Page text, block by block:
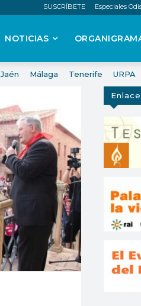
SUSCRÍBETE Especiales
NOTICIAS
Jaén Málaga Tenerife URPA